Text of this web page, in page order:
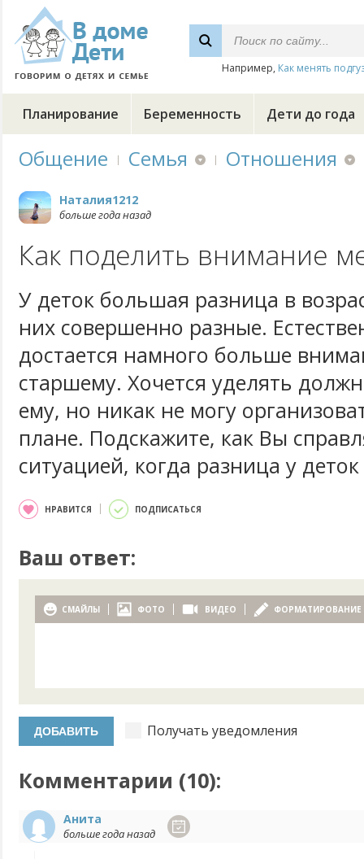
Например, Как менять
Планирование Беременность Дети до года
Общение Семья Отношения
Наталия1212
больше года назад
Как поделить внимание
У деток большая разница в
них совершенно разные.
достается намного больше
старшему. Хочется уделять
ему, но никак не могу
плане. Подскажите, как Вы
ситуацией, когда разница у
НРАВИТСЯ ПОДПИСАТЬСЯ
Ваш ответ:
СМАЙЛЫ ФОТО ВИДЕО ФОРМАТИРОВАНИЕ
Получать уведомления
Комментарии (10):
Анита
больше года назад